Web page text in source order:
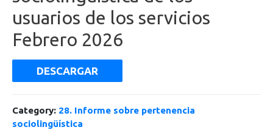
usuarios de los servicios
Febrero 2026
DESCARGAR
Category: 28. Informe sobre pertenencia
sociolingüística